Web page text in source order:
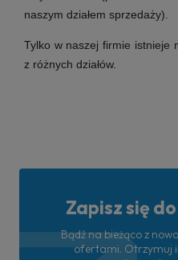
naszym działem sprzedaży).
Tylko w naszej firmie istnieje
z różnych działów.
Zapisz się
Bądź na bieżąco z
ofertami. Otrzymuj